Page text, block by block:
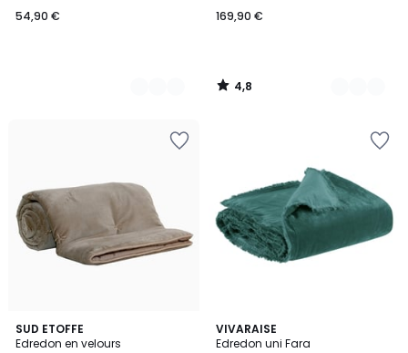
54,90 € 169,90 €
4,8
/
SUD ETOFFE
Edredon en velours
5
/
VIVARAISE
Edredon uni Fara
3,8
/ 5
22
Couleurs